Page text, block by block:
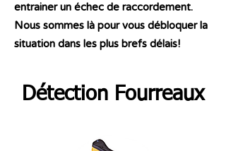
entrainer un échec de raccordement.
Nous sommes là pour vous débloquer la
situation dans les plus brefs délais!
Détection Fourreaux